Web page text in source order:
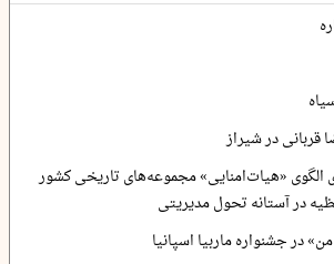
قربانی در شیراز
الگوی «هیات‌امنایی» مجموعه‌های تاریخی کشور
در آستانه تحول مدیریتی
در جشنواره ماربیا اسپانیا